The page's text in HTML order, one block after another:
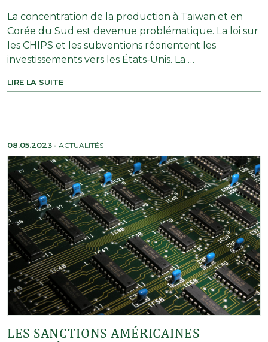
La concentration de la production à Taïwan et en
Corée du Sud est devenue problématique. La loi sur
les CHIPS et les subventions réorientent les
investissements vers les États-Unis. La …
LIRE LA SUITE
08.05.2023 - ACTUALITÉS
LES SANCTIONS AMÉRICAINES